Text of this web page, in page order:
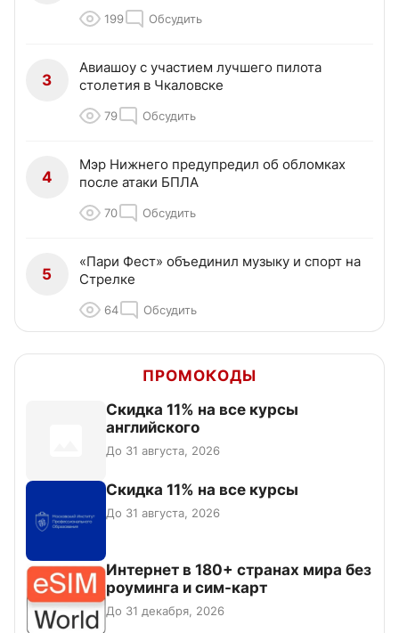
199 Обсудить
3
Авиашоу с участием лучшего пилота
столетия в Чкаловске
79 Обсудить
4
Мэр Нижнего предупредил об обломках
после атаки БПЛА
70 Обсудить
5
«Пари Фест» объединил музыку и спорт на
Стрелке
64 Обсудить
ПРОМОКОДЫ
Скидка 11% на все курсы
английского
До 31 августа, 2026
Скидка 11% на все курсы
До 31 августа, 2026
Интернет в 180+ странах мира без
роуминга и сим-карт
До 31 декабря, 2026